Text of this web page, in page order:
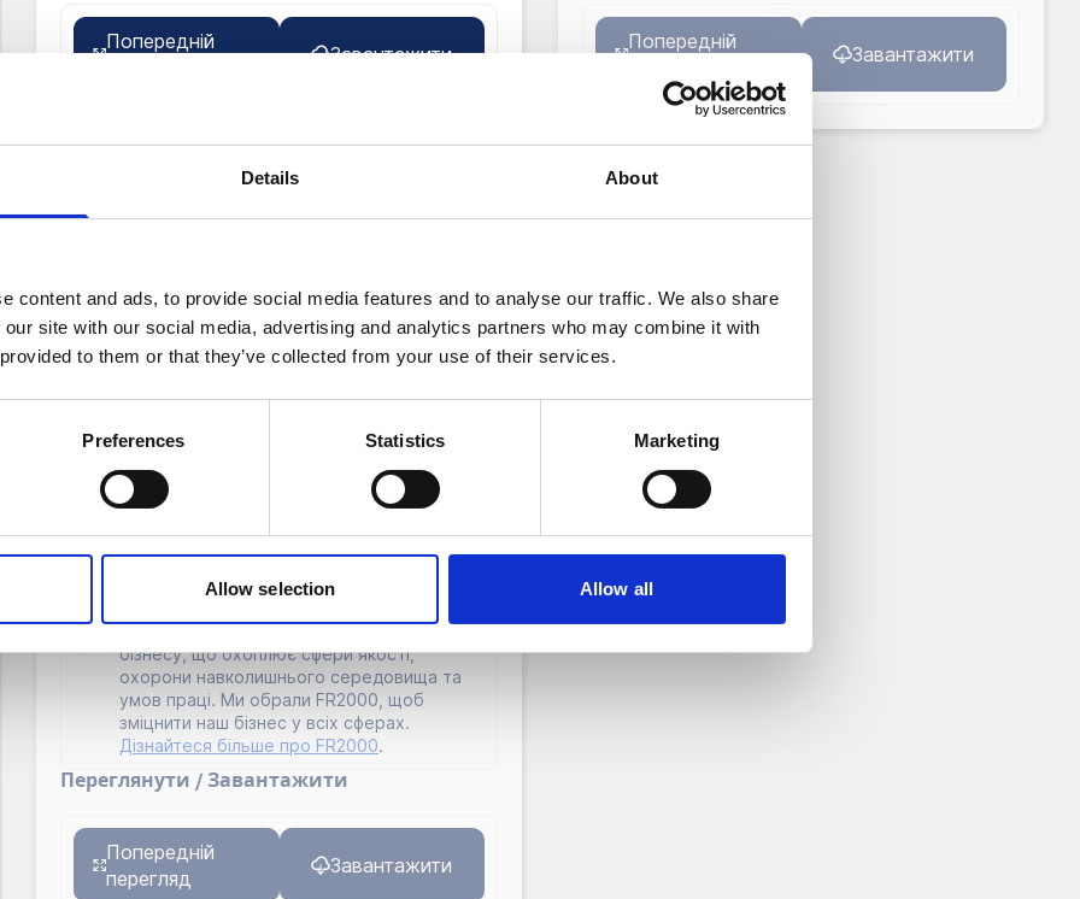
Details About
content and ads, to provide social media features and to analyse our traffic. We also share
site with our social media, advertising and analytics partners who may combine it with
to them or that they’ve collected from your use of their services.
Preferences Statistics Marketing
Allow selection Allow all
Попередній
Завантажити
Попередній
Завантажити
FR2000 —
Свідоцтво №: FR0556
Документ "Дані":
Дата закінчення терміну дії: 2024-06-08
Виданий Qvalify AB
FR2000 — це комплексний сертифікат для
бізнесу, що охоплює сфери якості,
охорони навколишнього середовища та
умов праці. Ми обрали FR2000, щоб
зміцнити наш бізнес у всіх сферах.
Дізнайтеся більше про FR2000.
Переглянути / Завантажити
Попередній
перегляд
Завантажити